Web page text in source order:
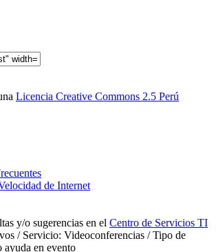
Licencia Creative Commons 2.5 Perú
de Internet
y/o sugerencias en el Centro de Servicios TI
/ Servicio: Videoconferencias / Tipo de
ayuda en evento